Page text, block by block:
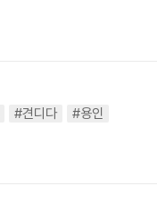
#견디다
#용인